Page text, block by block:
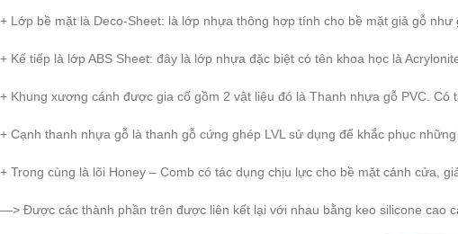
+ Lớp bề mặt là Deco-Sheet: là lớp nhựa thông hợp tính cho bề mặt giả gỗ như
+ Kế tiếp là lớp ABS Sheet: đây là lớp nhựa đặc biệt có tên khoa học là
+ Khung xương cánh được gia cố gồm 2 vật liệu đó là Thanh nhựa gỗ PVC. Có
+ Cạnh thanh nhựa gỗ là thanh gỗ cứng ghép LVL sử dụng để khắc phục
+ Trong cùng là lõi Honey – Comb có tác dụng chịu lực cho bề mặt cánh cửa,
—> Được các thành phần trên được liên kết lại với nhau bằng keo silicone cao